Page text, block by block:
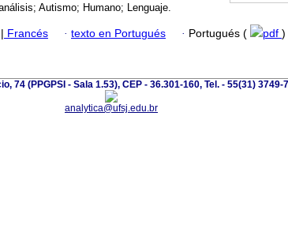
Autismo; Humano; Lenguaje.
| Francés · texto en Portugués · Portugués ( pdf )
74 (PPGPSI - Sala 1.53), CEP - 36.301-160, Tel. - 55(31) 3749-
analytica@ufsj.edu.br